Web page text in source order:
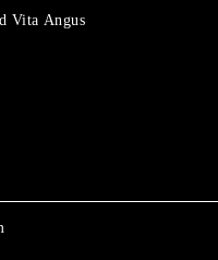
Vita Angus